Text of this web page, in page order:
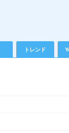
トレンド